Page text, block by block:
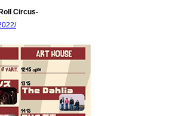
Circus-